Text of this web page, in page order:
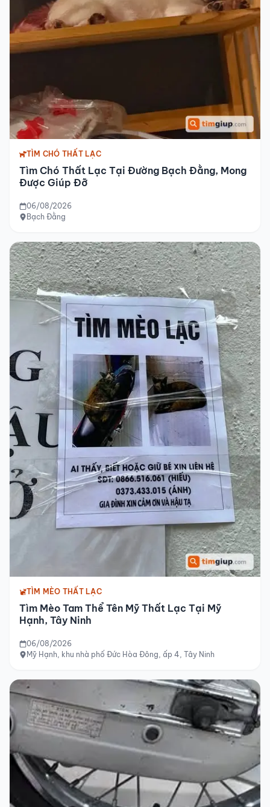
TÌM CHÓ THẤT LẠC
Tìm Chó Thất Lạc Tại Đường Bạch Đằng, Mong
Được Giúp Đỡ
06/08/2026
Bạch Đằng
TÌM MÈO THẤT LẠC
Tìm Mèo Tam Thể Tên Mỹ Thất Lạc Tại Mỹ
Hạnh, Tây Ninh
06/08/2026
Mỹ Hạnh, khu nhà phố Đức Hòa Đông, ấp 4, Tây Ninh